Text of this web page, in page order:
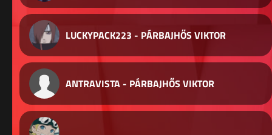
LUCKYPACK223 - PÁRBAJHŐS VIKTOR
ANTRAVISTA - PÁRBAJHŐS VIKTOR